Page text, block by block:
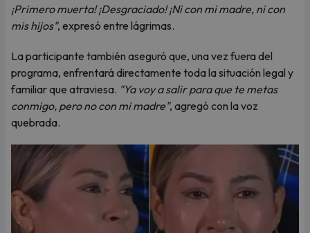
¡Primero muerta! ¡Desgraciado! ¡Ni con mi madre, ni con
mis hijos", expresó entre lágrimas.
La participante también aseguró que, una vez fuera del
programa, enfrentará directamente toda la situación legal y
familiar que atraviesa. "Ya voy a salir para que te metas
conmigo, pero no con mi madre", agregó con la voz
quebrada.